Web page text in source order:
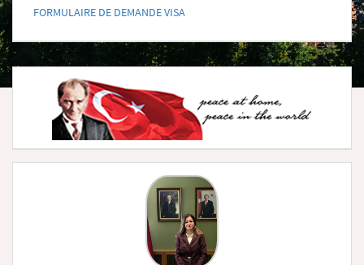
FORMULAIRE DE DEMANDE VISA